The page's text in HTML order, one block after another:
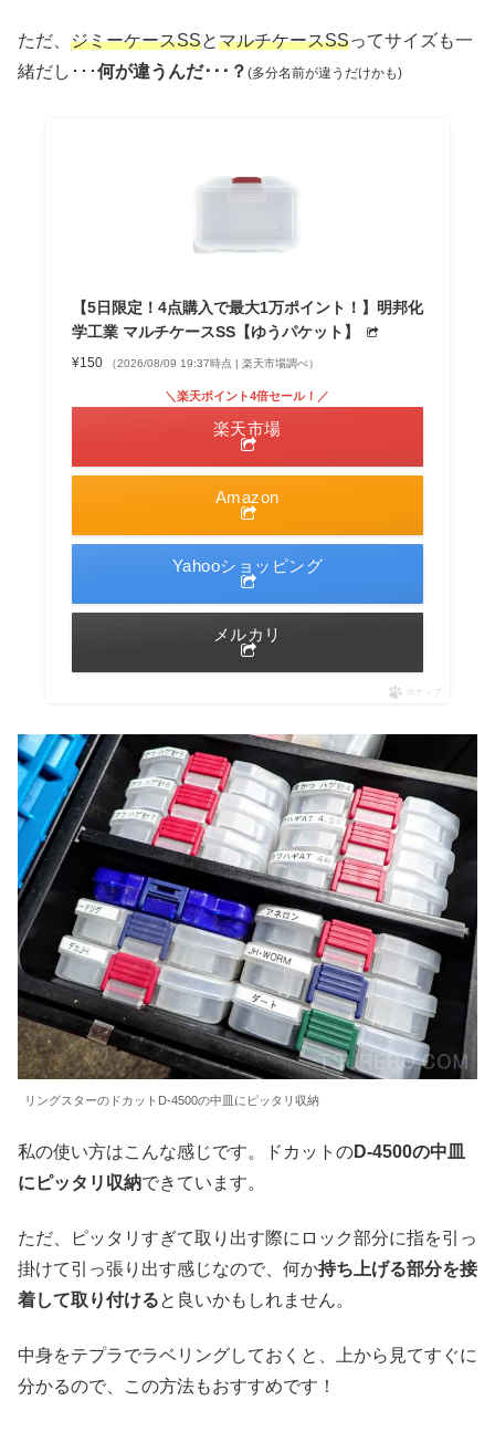
ただ、 ジミーケースSSとマルチケースSSってサイズも一
緒だし･･･何が違うんだ･･･？ (多分名前が違うだけかも)
【5日限定！4点購入で最大1万ポイント！】明邦化
学工業 マルチケースSS【ゆうパケット】
¥150 （2026/08/09 19:37時点 | 楽天市場調べ）
Amazon
＼楽天ポイント4倍セール！／
楽天市場
Yahooショッピング
メルカリ
ポチップ
リングスターのドカットD-4500の中皿にピッタリ収納
私の使い方はこんな感じです。ドカットのD-4500の中皿
にピッタリ収納できています。
ただ、ピッタリすぎて取り出す際にロック部分に指を引っ
掛けて引っ張り出す感じなので、何か持ち上げる部分を接
着して取り付けると良いかもしれません。
中身をテプラでラベリングしておくと、上から見てすぐに
分かるので、この方法もおすすめです！